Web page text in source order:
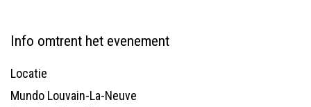
Info omtrent het evenement
Locatie
Mundo Louvain-La-Neuve